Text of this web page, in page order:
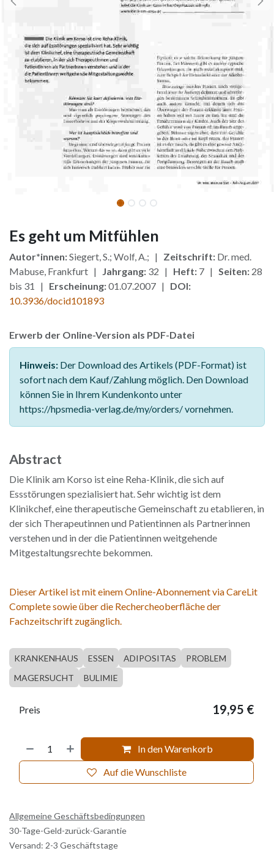
Es geht um Mitfühlen
Autor*innen:Siegert, S.; Wolf, A.; | Zeitschrift: Dr. med.
Mabuse, Frankfurt |
Jahrgang: 32 | Heft: 7 | Seiten: 28
bis 31 | Erscheinung:01.07.2007 | DOI:
10.3936/docid101893
Erwerb der Online-Version als PDF-Datei
Hinweis: Der Download des Artikels (PDF-Format) ist
sofort nach dem Kauf/Zahlung möglich. Den Download
können Sie in Ihrem Kundenkonto unter
https://hpsmedia-verlag.de/my/orders/ vornehmen.
Abstract
Die Klinik am Korso ist eine Reha-Klinik, die sich auf
Essstörungen spezialisiert hat. Sehr wichtig ist dem
Klinikchef, eine therapeutische Gemeinschaft zu etablieren, in
der sich Therapeutinnen und Patientinnen als Partnerinnen
verstehen und in der die Patientinnen weitgehende
Mitgestaltungsrechte bekommen.
Dieser Artikel ist mit einem Online-Abonnement via CareLit
Complete sowie über die Rechercheoberfläche der
Fachzeitschrift zugänglich.
KRANKENHAUS ESSEN ADIPOSITAS
PROBLEM
MAGERSUCHT
BULIMIE
In den Warenkorb
Auf die Wunschliste
Preis 19,95 €
Allgemeine Geschäftsbedingungen
30-Tage-Geld-zurück-Garantie
Versand: 2-3 Geschäftstage